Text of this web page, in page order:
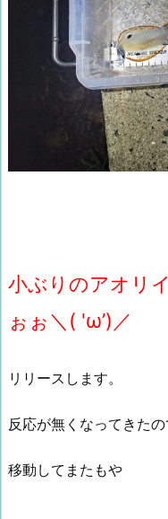
小ぶりのアオリ
ぉぉ＼( 'ω’)／
リリースします。
反応が無くなってきたの
移動してまたもや